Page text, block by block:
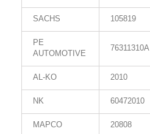
SACHS 105819
PE
AUTOMOTIVE
76311310A
AL-KO 2010
NK 60472010
MAPCO 20808